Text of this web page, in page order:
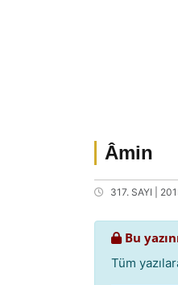
Âmin
317. SAYI |
Bu
Tüm